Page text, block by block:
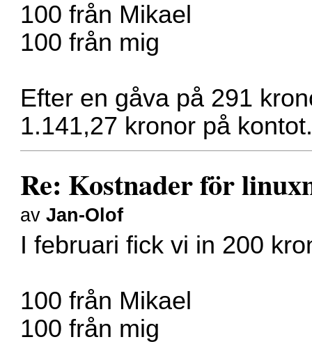
100 från Mikael
100 från mig
Efter en gåva på 291
1.141,27 kronor på
Re: Kostnader för
avJan-Olof
I februari fick vi in 200
100 från Mikael
100 från mig